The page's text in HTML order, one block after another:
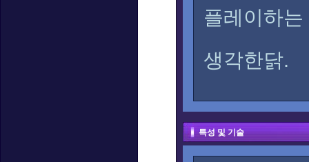
플레이하는
생각한닭.
특성 및 기술